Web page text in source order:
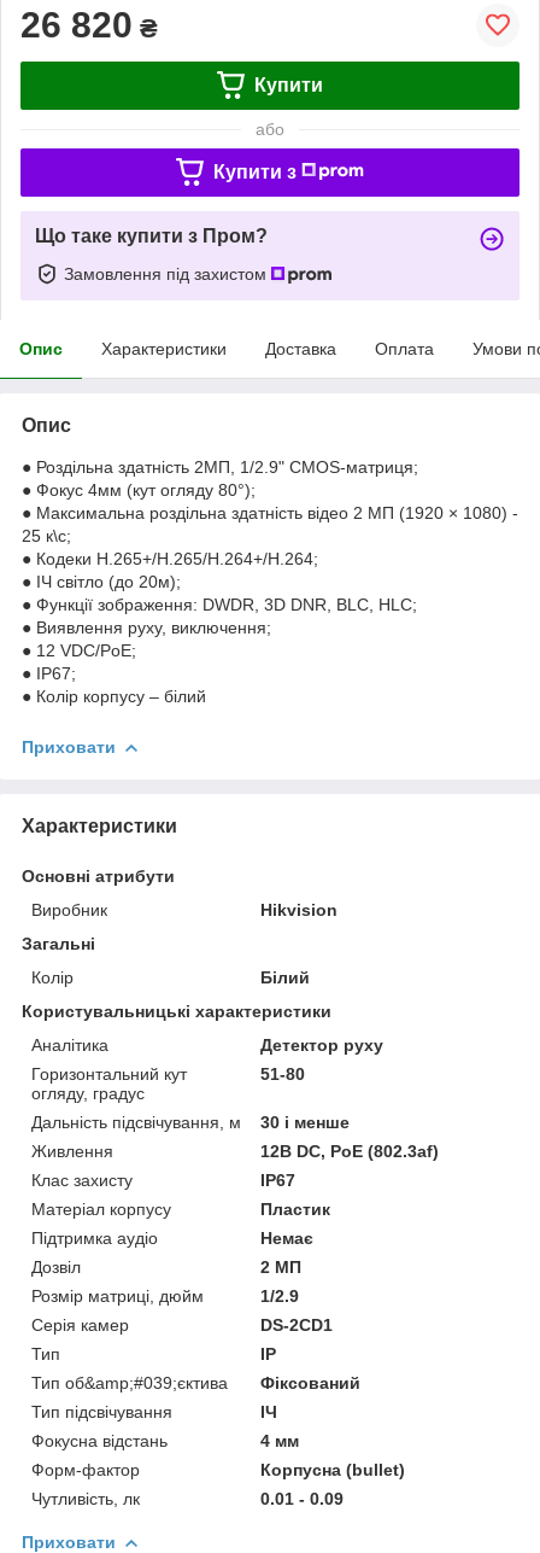
26 820 ₴
Купити
або
Купити з
Що таке купити з Пром?
Замовлення під захистом
Опис Характеристики Доставка Оплата Умови
Опис
● Роздільна здатність 2МП, 1/2.9" CMOS-матриця;
● Фокус 4мм (кут огляду 80°);
● Максимальна роздільна здатність відео 2 МП (1920 × 1080) -
25 к\с;
● Кодеки H.265+/H.265/H.264+/H.264;
● ІЧ світло (до 20м);
● Функції зображення: DWDR, 3D DNR, BLC, HLC;
● Виявлення руху, виключення;
● 12 VDC/PoE;
● IP67;
● Колір корпусу – білий
Приховати
Характеристики
Основні атрибути
Виробник
Hikvision
Загальні
Колір
Білий
Користувальницькі характеристики
Аналітика
Детектор руху
Горизонтальний кут
огляду, градус
51-80
Дальність підсвічування, м
30 і менше
Живлення
12В DС, PoE (802.3af)
Клас захисту
IP67
Матеріал корпусу
Пластик
Підтримка аудіо
Немає
Дозвіл
2 МП
Розмір матриці, дюйм
1/2.9
Серія камер
DS-2CD1
Тип
IP
Тип об&amp;#039;єктива
Фіксований
Тип підсвічування
ІЧ
Фокусна відстань
4 мм
Форм-фактор
Корпусна (bullet)
Чутливість, лк
0.01 - 0.09
Приховати